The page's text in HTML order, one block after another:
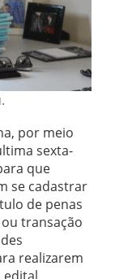
por meio
sexta-
que
se cadastrar
de penas
transação
realizarem